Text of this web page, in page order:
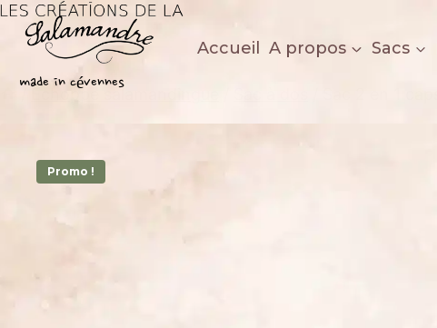
Aller
contenu
Les créations de la salamandre
made in cévennes
Accueil A propos Sacs
Echoppe salamandingue
Promo !